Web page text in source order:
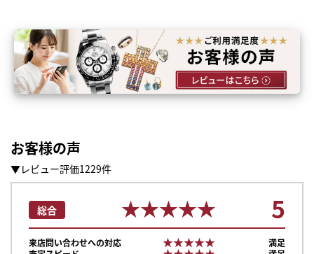
お客様の声
▼レビュー評価1229件
総合 ★★★★★
★★★★★ 5
来店問い合わせへの対応 ★★★★★
★★★★★
満足